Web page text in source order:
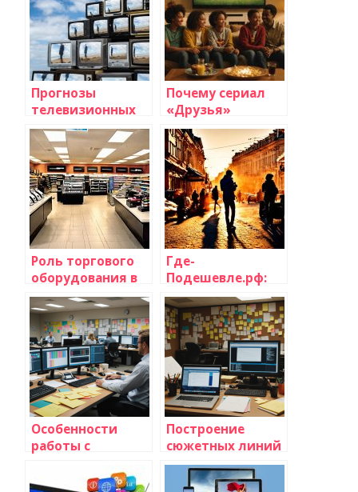
Прогнозы
телевизионных
экспертов: что
ждет индустрию
телевидения?
Почему сериал
«Друзья»
остается
актуальным и
полюбленным
десятилетиями
Роль торгового
оборудования в
успешной
организации
бизнеса
Где-
Подешевле.рф:
идеальное место
для поиска
выгодных
предложений
Особенности
работы с
создании
Построение
сюжетных линий
для сериалов
длительного